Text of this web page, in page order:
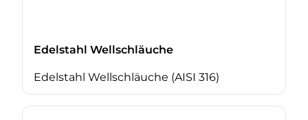
Edelstahl Wellschläuche
Edelstahl Wellschläuche (AISI 316)